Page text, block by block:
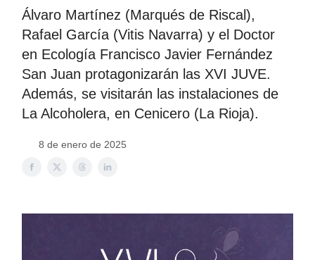
Álvaro Martínez (Marqués de Riscal),
Rafael García (Vitis Navarra) y el Doctor
en Ecología Francisco Javier Fernández
San Juan protagonizarán las XVI JUVE.
Además, se visitarán las instalaciones de
La Alcoholera, en Cenicero (La Rioja).
8 de enero de 2025